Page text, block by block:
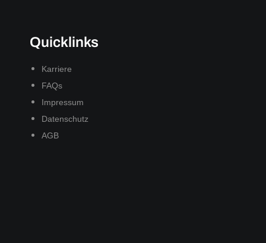
Quicklinks
Karriere
FAQs
Impressum
Datenschutz
AGB